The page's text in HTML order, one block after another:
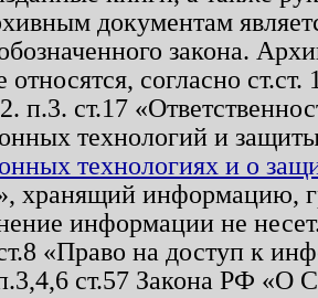
документам
закона.
относятся, согласно
п.3. ст.17
технологий и
технологиях и о
хранящий информацию,
информации не
«Право на доступ к
ст.57 Закона РФ «О